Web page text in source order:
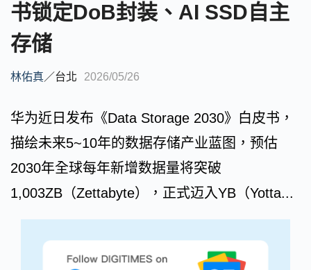
书锁定DoB封装、AI SSD自主
存储
林佑真／台北 2026/05/26
华为近日发布《Data Storage 2030》白皮书，
描绘未来5~10年的数据存储产业蓝图，预估
2030年全球每年新增数据量将突破
1,003ZB（Zettabyte），正式迈入YB（Yotta...